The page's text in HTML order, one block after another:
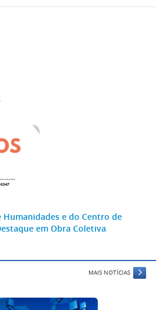
e do Centro de
em Obra Coletiva
MAIS NOTÍCIAS